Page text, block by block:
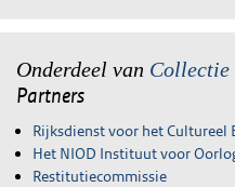
Onderdeel van Collectie
Partners
Rijksdienst voor het Cultureel
Het NIOD Instituut voor
Restitutiecommissie